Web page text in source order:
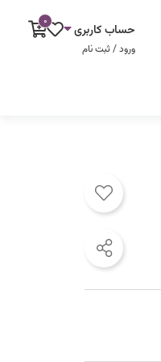
حساب کاربری
ورود / ثبت نام
0